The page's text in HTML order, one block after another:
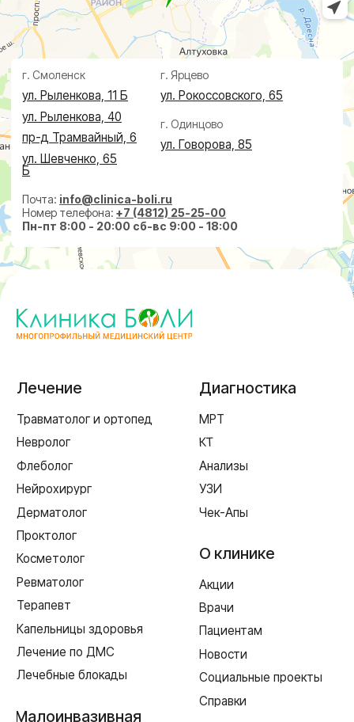
+7 (4812) 25-25-00
ул. Рыленкова, 11 Б
г. Ярцево
ул. Говорова, 85
ул. Рыленкова, 40
пр-д Трамвайный, 6
ул. Шевченко, 65 Б
ИМЕЮТСЯ ПРОТИВОПОКАЗАНИЯ,
НЕОБХОДИМА КОНСУЛЬТАЦИЯ СПЕЦИАЛИСТА
01128-67/00637993 от 17.01.2023 г. выдана Департаментом
Смоленской области по здравоохранению
Реквизиты
Политика в отношении обработки персональных данных
Пн-пт 8:00 - 20:00 сб-вс 9:00 - 18:00
Анализы
Чек-Апы
Проктолог
Флеболог
Нейрохирург
Дерматолог
Косметолог
Ревматолог
Терапевт
Капельницы здоровья
Лечение по ДМС
Лечебные блокады
хирургия
На суставах
По проктологии
По флебологии
О клинике
Акции
Новости
Пациентам